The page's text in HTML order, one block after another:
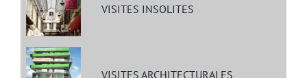
VISITES INSOLITES
VISITES ARCHITECTURALES